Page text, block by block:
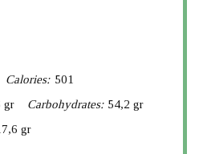
Calories: 501
gr Carbohydrates: 54,2 gr
gr